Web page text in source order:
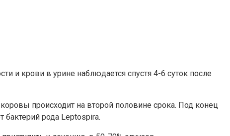
и крови в урине наблюдается спустя 4-6 суток после
происходит на второй половине срока. Под конец
рода Leptospira.